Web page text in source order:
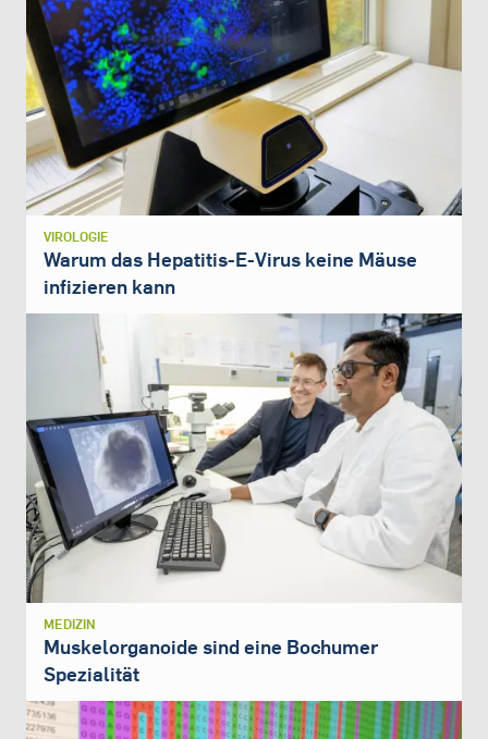
VIROLOGIE
Warum das Hepatitis-E-Virus keine Mäuse
infizieren kann
MEDIZIN
Muskelorganoide sind eine Bochumer
Spezialität